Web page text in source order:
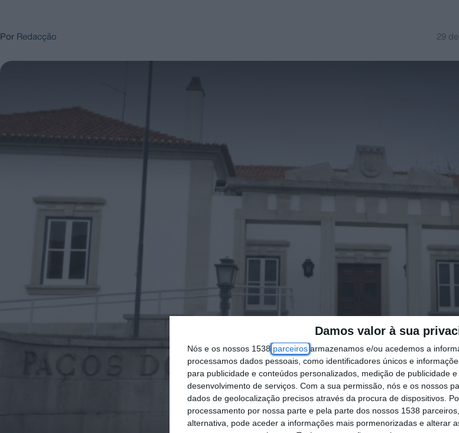
Damos valor à sua
Nós e os nossos 1538parceirosarmazenamos e/ou acedemos a
processamos dados pessoais, como identificadores únicos e
para publicidade e conteúdos personalizados, medição de publicidade
desenvolvimento de serviços. Com a sua permissão, nós e os nossos
dados de geolocalização precisos através da procura de dispositivos.
processamento por nossa parte e pela parte dos nossos 1538
alternativa, pode aceder a informações mais pormenorizadas e alterar
Por Redacção 29